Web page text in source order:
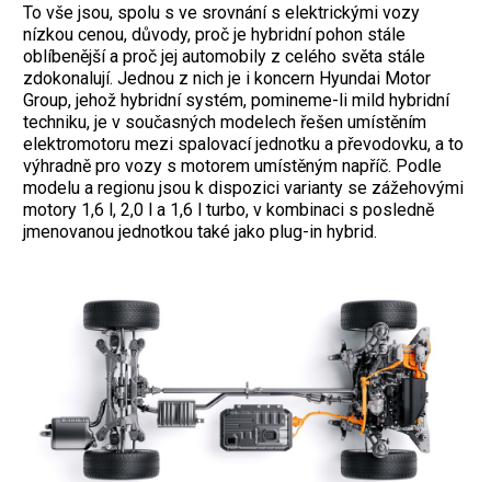
To vše jsou, spolu s ve srovnání s elektrickými vozy
nízkou cenou, důvody, proč je hybridní pohon stále
oblíbenější a proč jej automobily z celého světa stále
zdokonalují. Jednou z nich je i koncern Hyundai Motor
Group, jehož hybridní systém, ­pomineme-li mild hybridní
techniku, je v současných modelech řešen umístěním
elektromotoru mezi spalovací jednotku a převodovku, a to
výhradně pro vozy s motorem umístěným napříč. Podle
modelu a regionu jsou k dispozici varianty se zážehovými
motory 1,6 l, 2,0 l a 1,6 l turbo, v kombinaci s posledně
jmenovanou jednotkou také jako plug-in hybrid.